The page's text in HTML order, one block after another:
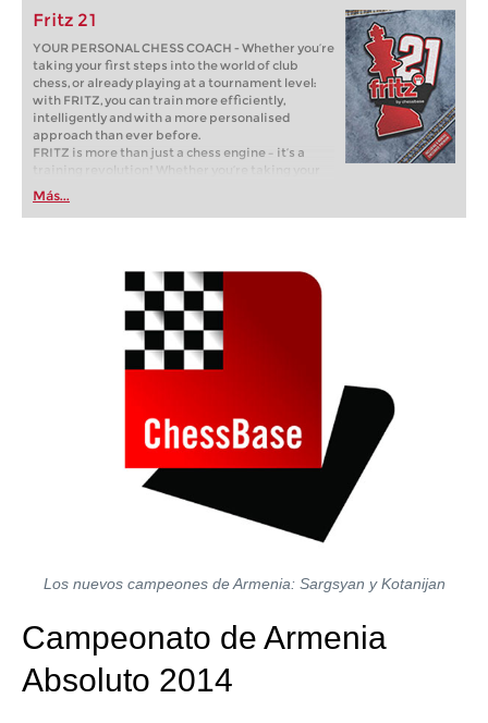
Fritz 21
YOUR PERSONAL CHESS COACH - Whether you’re
taking your first steps into the world of club
chess, or already playing at a tournament level:
with FRITZ, you can train more efficiently,
intelligently and with a more personalised
approach than ever before.
FRITZ is more than just a chess engine – it’s a
training revolution! Whether you’re taking your
first steps into the world of club chess, or already
playing at a tournament level: with FRITZ, you can
train more efficiently, intelligently and with a
Más...
Los nuevos campeones de Armenia: Sargsyan y Kotanijan
Campeonato de Armenia
Absoluto 2014